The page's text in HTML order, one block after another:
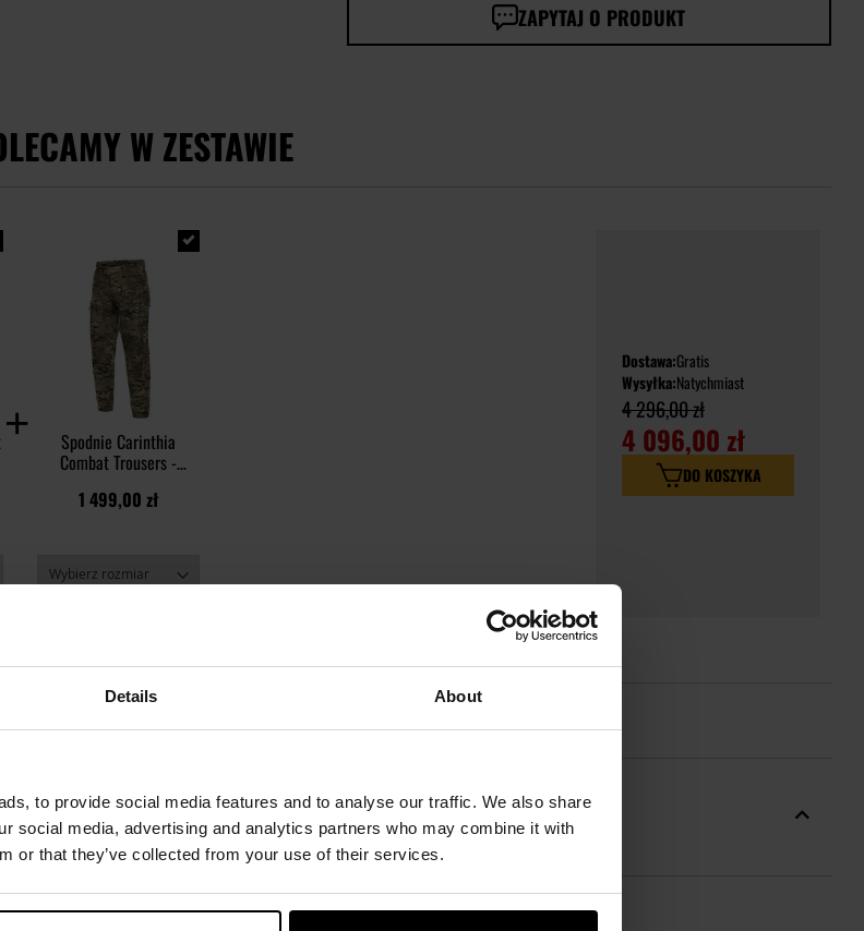
Details About
to provide social media features and to analyse our traffic. We also share
social media, advertising and analytics partners who may combine it with
or that they’ve collected from your use of their services.
ZAPYTAJ O PRODUKT
W ZESTAWIE
Spodnie Carinthia
Combat Trousers -
1 499,00 zł
Dostawa:Gratis
Wysyłka:Natychmiast
4 296,00 zł
4 096,00 zł
DO KOSZYKA
OPIS